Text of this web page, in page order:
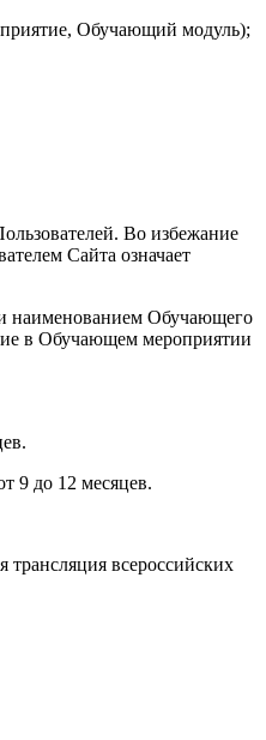
Обучающий модуль);
Во избежание
Сайта означает
и наименованием Обучающего
в Обучающем мероприятии
9 до 12 месяцев.
всероссийских